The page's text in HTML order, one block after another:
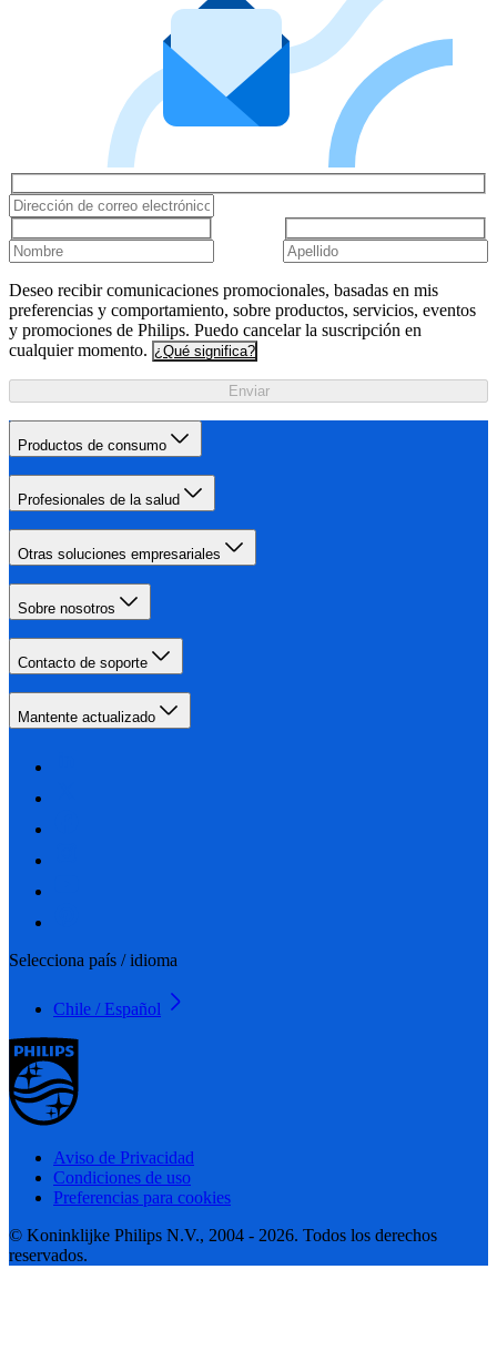
Deseo recibir comunicaciones promocionales, basadas en mis
preferencias y comportamiento, sobre productos, servicios, eventos
y promociones de Philips. Puedo cancelar la suscripción en
cualquier momento. ¿Qué significa?
Enviar
Productos de consumo
Profesionales de la salud
Otras soluciones empresariales
Sobre nosotros
Contacto de soporte
Mantente actualizado
Selecciona país / idioma
Chile / Español
Aviso de Privacidad
Condiciones de uso
Preferencias para cookies
© Koninklijke Philips N.V., 2004 - 2026. Todos los derechos
reservados.